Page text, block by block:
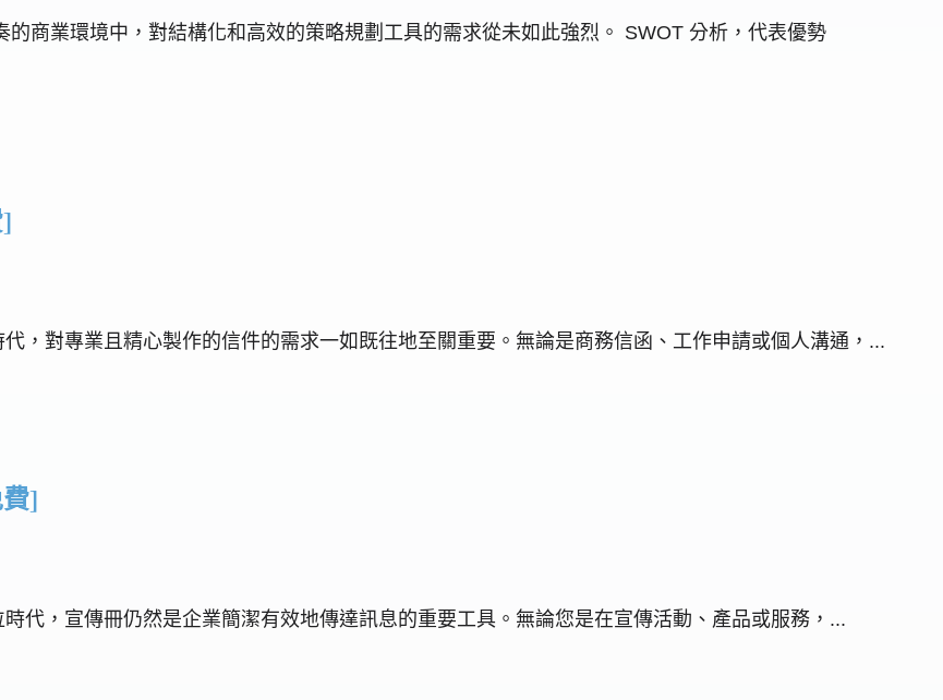
商業環境中，對結構化和高效的策略規劃工具的需求從未如此強烈。 SWOT 分析，代表優勢
，對專業且精心製作的信件的需求一如既往地至關重要。無論是商務信函、工作申請或個人溝通，...
]
代，宣傳冊仍然是企業簡潔有效地傳達訊息的重要工具。無論您是在宣傳活動、產品或服務，...